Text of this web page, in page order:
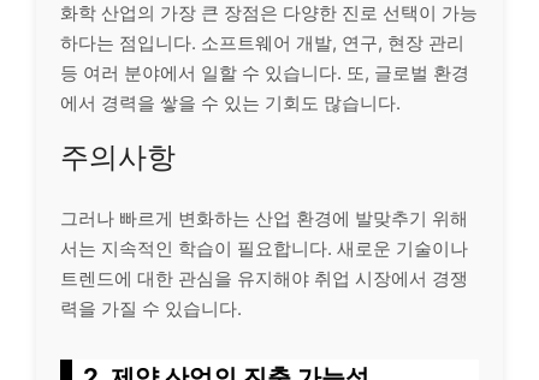
화학 산업의 가장 큰 장점은 다양한 진로 선택이 가능
하다는 점입니다. 소프트웨어 개발, 연구, 현장 관리
등 여러 분야에서 일할 수 있습니다. 또, 글로벌 환경
에서 경력을 쌓을 수 있는 기회도 많습니다.
주의사항
그러나 빠르게 변화하는 산업 환경에 발맞추기 위해
서는 지속적인 학습이 필요합니다. 새로운 기술이나
트렌드에 대한 관심을 유지해야 취업 시장에서 경쟁
력을 가질 수 있습니다.